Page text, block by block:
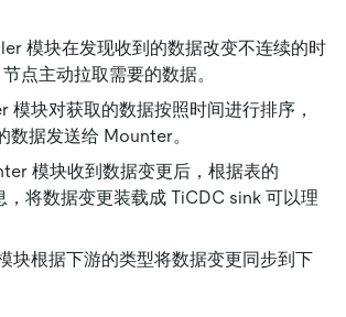
模块在发现收到的数据改变不连续的时
点主动拉取需要的数据。
模块对获取的数据按照时间进行排序，
数据发送给 Mounter。
模块收到数据变更后，根据表的
，将数据变更装载成 TiCDC sink 可以理
块根据下游的类型将数据变更同步到下